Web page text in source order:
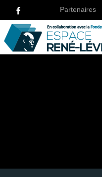
Partenaires